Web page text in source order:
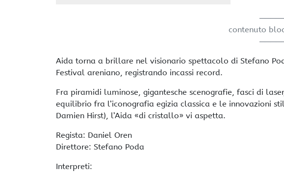
contenuto
Aida torna a brillare nel visionario spettacolo di Stefano
Festival areniano, registrando incassi record.
Fra piramidi luminose, gigantesche scenografie, fasci di
equilibrio fra l’iconografia egizia classica e le innovazioni
Damien Hirst), l’Aida «di cristallo» vi aspetta.
Regista: Daniel Oren
Direttore: Stefano Poda
Interpreti: